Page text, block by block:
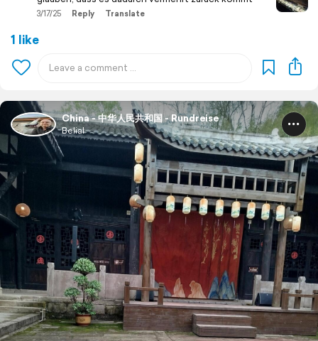
3/17/25 Reply Translate
1 like
China - 中华人民共和国 - Rundreise
Belial